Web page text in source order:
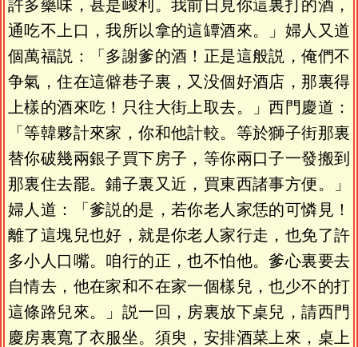
許多藥味，甚是峻利。我前日見你這裏打的酒，
通吃不上口，我所以拿的這罈酒來。」婦人又道
個萬福説：「多謝爹的酒！正是這般説，俺們不
争氣，住在這僻巷子裏，又没個好酒店，那裏得
上樣的酒來吃！只往大街上取去。」西門慶道：
「等韓夥計來家，你和他計較。等於獅子街那裏
替你破幾兩銀子買下房子，等你兩口子一發搬到
那裏住去罷。鋪子裏又近，買東西諸事方便。」
婦人道：「爹説的是，若你老人家恁的可憐見！
離了這塊兒也好，就是你老人家行走，也免了許
多小人口嘴。咱行的正，也不怕他。爹心裏要去
自情去，他在家和不在家一個樣兒，也少不的打
這條路兒來。」説一回，房裏放下桌兒，請西門
慶房裏寬了衣服坐。須臾，安排酒菜上來，桌上